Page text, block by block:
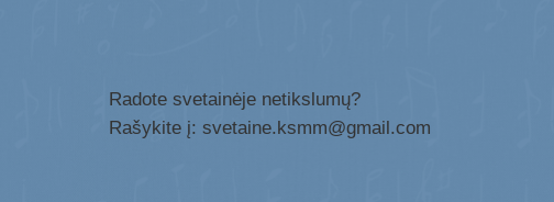
Radote svetainėje netikslumų?
Rašykite į: svetaine.ksmm@gmail.com